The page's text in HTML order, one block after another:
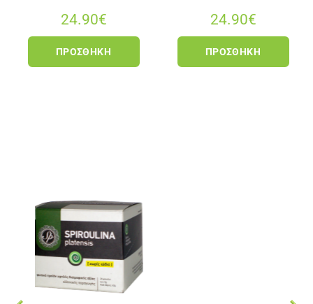
24.90€
ΠΡΟΣΘΉΚΗ
24.90€
ΠΡΟΣΘΉΚΗ